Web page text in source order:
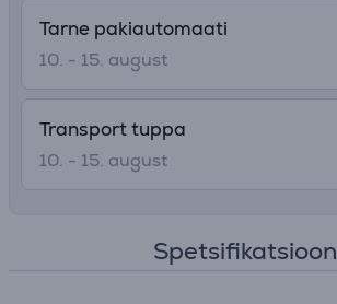
Tarne pakiautomaati
10. - 15. august
Transport tuppa
10. - 15. august
Spetsifikatsioon